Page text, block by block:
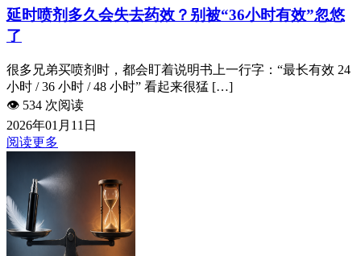
延时喷剂多久会失去药效？别被“36小时有效”忽悠
了
很多兄弟买喷剂时，都会盯着说明书上一行字：“最长有效 24
小时 / 36 小时 / 48 小时” 看起来很猛 […]
👁️ 534 次阅读
2026年01月11日
阅读更多